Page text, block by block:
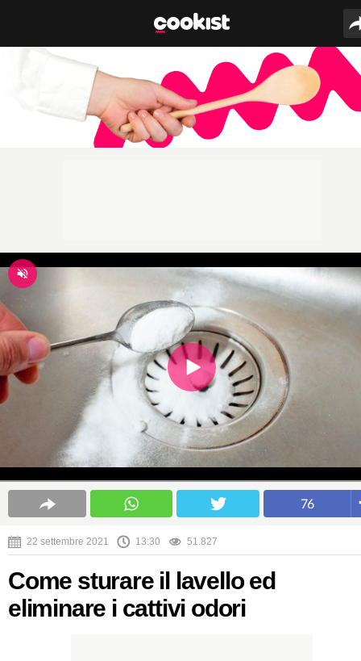
76
22 settembre 2021 13:30 51.827
Come sturare il lavello ed
eliminare i cattivi odori